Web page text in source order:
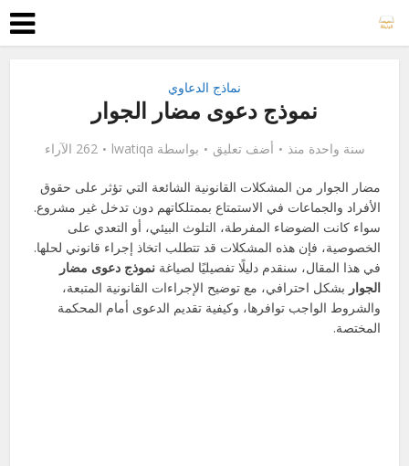
نماذج الدعاوي
نموذج دعوى مضار الجوار
سنة واحدة منذ أضف تعليق بواسطة lwatiqa 262 الآراء
مضار الجوار من المشكلات القانونية الشائعة التي تؤثر على حقوق
الأفراد والجماعات في الاستمتاع بممتلكاتهم دون تدخل غير مشروع.
سواء كانت الضوضاء المفرطة، التلوث البيئي، أو التعدي على
الخصوصية، فإن هذه المشكلات قد تتطلب اتخاذ إجراء قانوني لحلها.
في هذا المقال، سنقدم دليلًا تفصيليًا لصياغةنموذج دعوى مضار
الجوار بشكل احترافي، مع توضيح الإجراءات القانونية المتبعة،
والشروط الواجب توافرها، وكيفية تقديم الدعوى أمام المحكمة
المختصة.